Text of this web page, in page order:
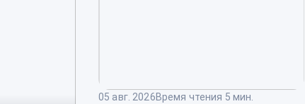
05 авг. 2026Время чтения 5 мин.